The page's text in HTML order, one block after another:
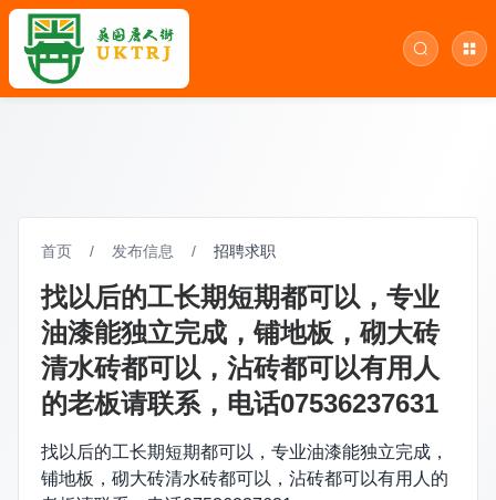
首页 / 发布信息 / 招聘求职
找以后的工长期短期都可以，专业
油漆能独立完成，铺地板，砌大砖
清水砖都可以，沾砖都可以有用人
的老板请联系，电话07536237631
找以后的工长期短期都可以，专业油漆能独立完成，
铺地板，砌大砖清水砖都可以，沾砖都可以有用人的